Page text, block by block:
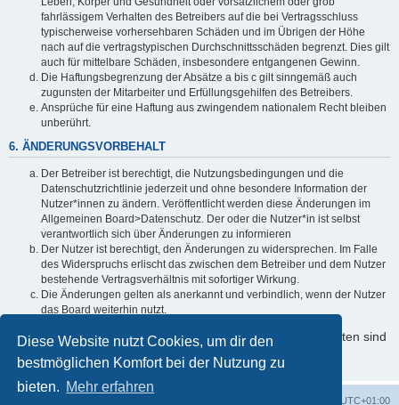
Diese Website nutzt Cookies, um dir den
bestmöglichen Komfort bei der Nutzung zu
bieten. Mehr erfahren
fahrlässigem Verhalten des Betreibers auf die bei Vertragsschluss
typischerweise vorhersehbaren Schäden und im Übrigen der Höhe
nach auf die vertragstypischen Durchschnittsschäden begrenzt. Dies gilt
auch für mittelbare Schäden, insbesondere entgangenen Gewinn.
Die Haftungsbegrenzung der Absätze a bis c gilt sinngemäß auch
zugunsten der Mitarbeiter und Erfüllungsgehilfen des Betreibers.
Ansprüche für eine Haftung aus zwingendem nationalem Recht bleiben
unberührt.
6. ÄNDERUNGSVORBEHALT
Der Betreiber ist berechtigt, die Nutzungsbedingungen und die
Datenschutzrichtlinie jederzeit und ohne besondere Information der
Nutzer*innen zu ändern. Veröffentlicht werden diese Änderungen im
Allgemeinen Board>Datenschutz. Der oder die Nutzer*in ist selbst
verantwortlich sich über Änderungen zu informieren
Der Nutzer ist berechtigt, den Änderungen zu widersprechen. Im Falle
des Widerspruchs erlischt das zwischen dem Betreiber und dem Nutzer
bestehende Vertragsverhältnis mit sofortiger Wirkung.
Die Änderungen gelten als anerkannt und verbindlich, wenn der Nutzer
das Board weiterhin nutzt.
Informationen über den Umgang mit Ihren persönlichen Daten sind
in der Datenschutzrichtlinie enthalten.
UTC+01:00